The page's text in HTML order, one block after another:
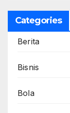
Categories
Berita
Bisnis
Bola